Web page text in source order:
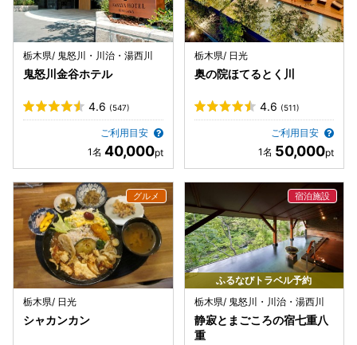
栃木県/ 鬼怒川・川治・湯西川
鬼怒川金谷ホテル
4.6 (547)
ご利用目安
40,000
栃木県/ 日光
奥の院ほてるとく川
4.6 (511)
ご利用目安
50,000
栃木県/ 日光
シャカンカン
ふるなびトラベル予約
栃木県/ 鬼怒川・川治・湯西川
静寂とまごころの宿七重八
重